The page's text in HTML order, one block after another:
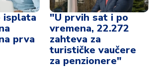
isplata
prva
"U prvih sat i po
vremena, 22.272
zahteva za
turističke vaučere
za penzionere"